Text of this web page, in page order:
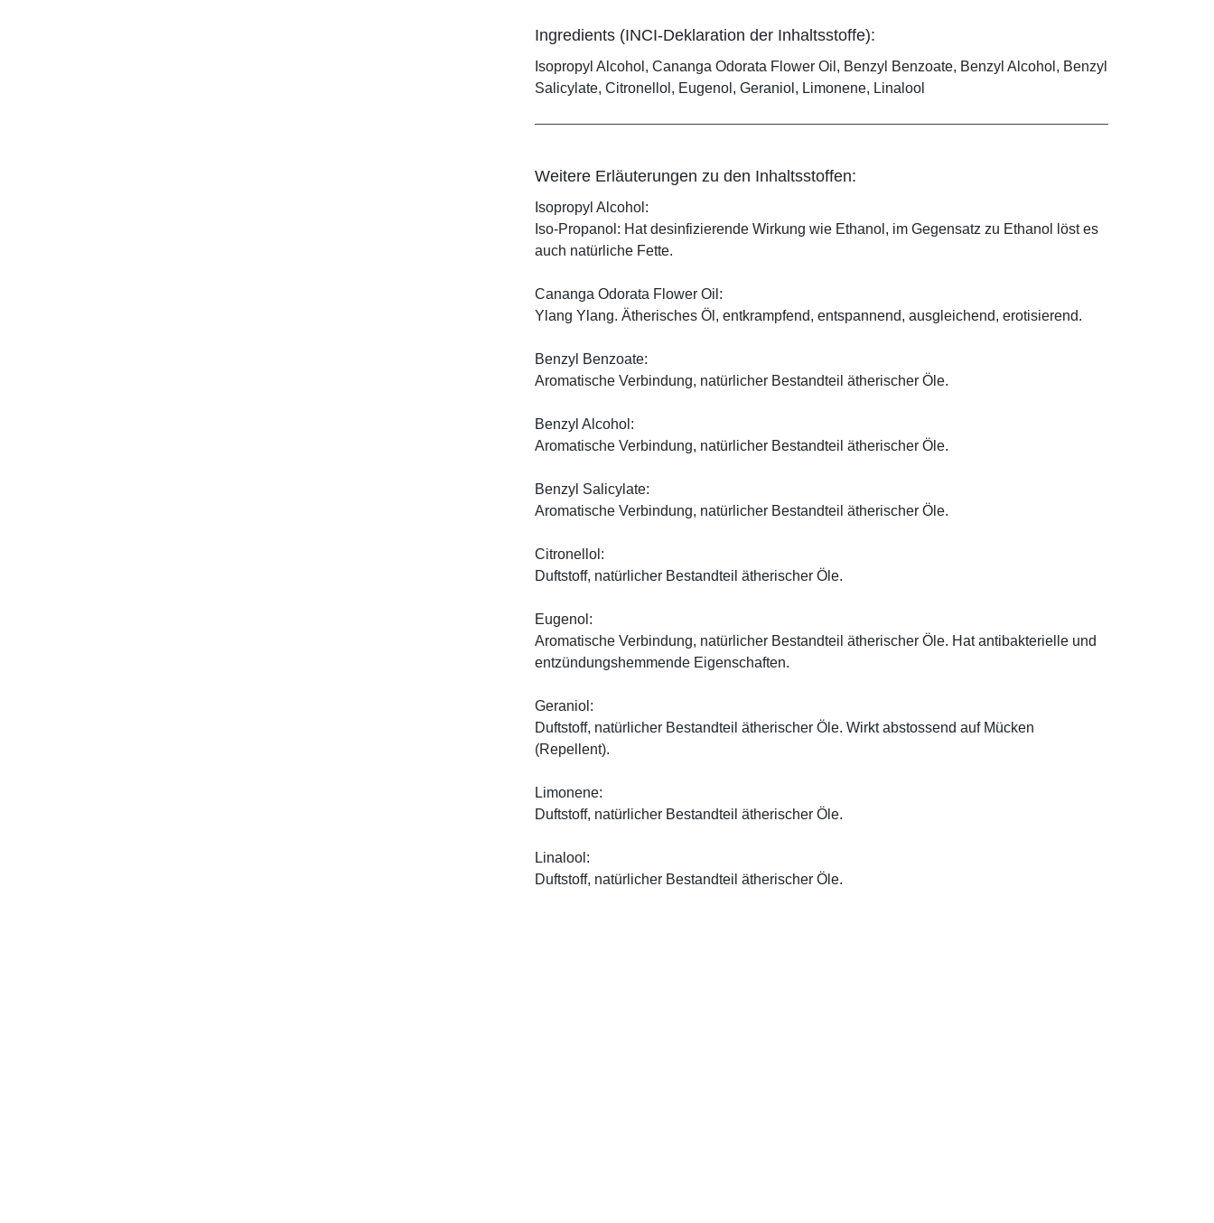
Ingredients (INCI-Deklaration der Inhaltsstoffe):
Isopropyl Alcohol, Cananga Odorata Flower Oil, Benzyl Benzoate, Benzyl Alcohol, Benzyl
Salicylate, Citronellol, Eugenol, Geraniol, Limonene, Linalool
Weitere Erläuterungen zu den Inhaltsstoffen:
Isopropyl Alcohol:
Iso-Propanol: Hat desinfizierende Wirkung wie Ethanol, im Gegensatz zu Ethanol löst es
auch natürliche Fette.
Cananga Odorata Flower Oil:
Ylang Ylang. Ätherisches Öl, entkrampfend, entspannend, ausgleichend, erotisierend.
Benzyl Benzoate:
Aromatische Verbindung, natürlicher Bestandteil ätherischer Öle.
Benzyl Alcohol:
Aromatische Verbindung, natürlicher Bestandteil ätherischer Öle.
Benzyl Salicylate:
Aromatische Verbindung, natürlicher Bestandteil ätherischer Öle.
Citronellol:
Duftstoff, natürlicher Bestandteil ätherischer Öle.
Eugenol:
Aromatische Verbindung, natürlicher Bestandteil ätherischer Öle. Hat antibakterielle und
entzündungshemmende Eigenschaften.
Geraniol:
Duftstoff, natürlicher Bestandteil ätherischer Öle. Wirkt abstossend auf Mücken
(Repellent).
Limonene:
Duftstoff, natürlicher Bestandteil ätherischer Öle.
Linalool:
Duftstoff, natürlicher Bestandteil ätherischer Öle.